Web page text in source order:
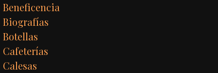
Beneficencia
Biografías
Botellas
Cafeterías
Calesas